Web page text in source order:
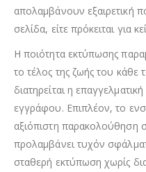
απολαμβάνουν εξαιρετική
σελίδα, είτε πρόκειται για
Η ποιότητα εκτύπωσης
το τέλος της ζωής του κάθε
διατηρείται η
εγγράφου. Επιπλέον, το
αξιόπιστη παρακολούθηση
προλαμβάνει τυχόν
σταθερή εκτύπωση χωρίς